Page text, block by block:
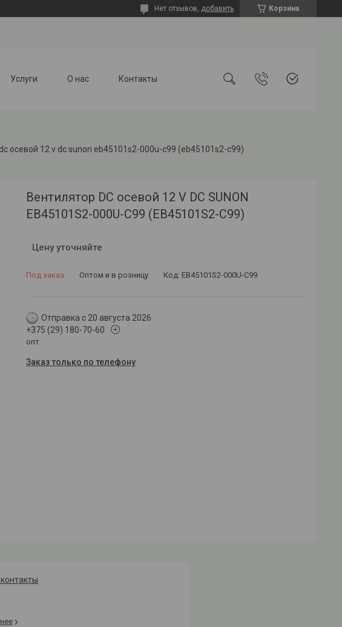
Корзина
Нет отзывов, добавить
Услуги О нас Контакты
осевой 12 v dc sunon eb45101s2-000u-c99 (eb45101s2-c99)
Вентилятор DC осевой 12 V DC SUNON
EB45101S2-000U-C99 (EB45101S2-C99)
Цену уточняйте
Под заказ Оптом и в розницу Код: EB45101S2-000U-C99
Отправка с 20 августа 2026
+375 (29) 180-70-60
опт
Заказ только по телефону